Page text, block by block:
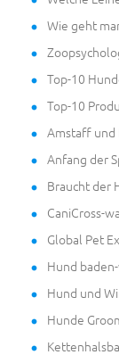
Wie geht
Top-10
Top-10
Amstaff und
Anfang der
Braucht der
CaniCross-
Global Pet
Hund
Hund und
Hunde